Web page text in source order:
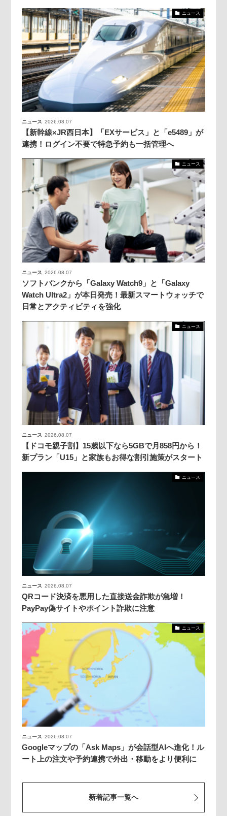
ニュース
ニュース 2026.08.07
【新幹線×JR西日本】「EXサービス」と「e5489」が
連携！ログイン不要で特急予約も一括管理へ
ニュース
ニュース 2026.08.07
ソフトバンクから「Galaxy Watch9」と「Galaxy
Watch Ultra2」が本日発売！最新スマートウォッチで
日常とアクティビティを強化
ニュース
ニュース 2026.08.07
【ドコモ親子割】15歳以下なら5GBで月858円から！
新プラン「U15」と家族もお得な割引施策がスタート
ニュース
ニュース 2026.08.07
QRコード決済を悪用した直接送金詐欺が急増！
PayPay偽サイトやポイント詐欺に注意
ニュース
ニュース 2026.08.07
Googleマップの「Ask Maps」が会話型AIへ進化！ル
ート上の注文や予約連携で外出・移動をより便利に
新着記事一覧へ